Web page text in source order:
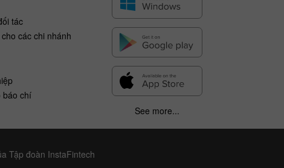
tác
các chi nhánh
báo chí
See more...
Tập đoàn InstaFintech